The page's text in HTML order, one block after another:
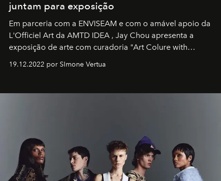
juntam para exposição
Em parceria com a ENVISEAM e com o amável apoio da
L'Officiel Art da AMTD IDEA , Jay Chou apresenta a
exposição de arte com curadoria "Art Colure with
19.12.2022 por SImone Vertua